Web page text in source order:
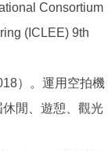
Consortium
(ICLEE) 9th
）。運用空拍機
閒、遊憩、觀光